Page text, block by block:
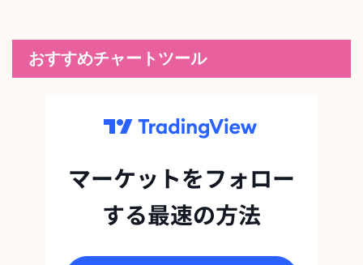
おすすめチャートツール